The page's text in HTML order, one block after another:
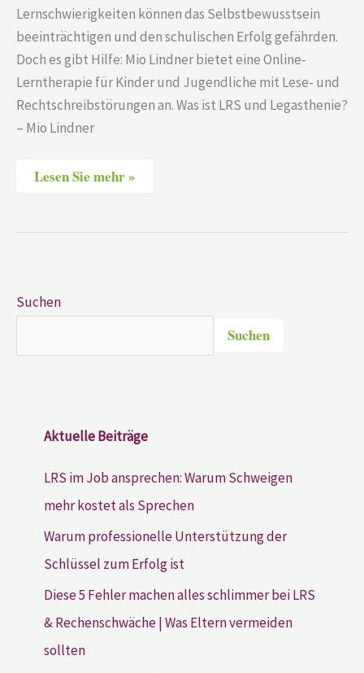
Lernschwierigkeiten können das Selbstbewusstsein
beeinträchtigen und den schulischen Erfolg gefährden.
Doch es gibt Hilfe: Mio Lindner bietet eine Online-
Lerntherapie für Kinder und Jugendliche mit Lese- und
Rechtschreibstörungen an. Was ist LRS und Legasthenie?
– Mio Lindner
Lesen Sie mehr »
Suchen
Suchen
Aktuelle Beiträge
LRS im Job ansprechen: Warum Schweigen
mehr kostet als Sprechen
Warum professionelle Unterstützung der
Schlüssel zum Erfolg ist
Diese 5 Fehler machen alles schlimmer bei LRS
& Rechenschwäche | Was Eltern vermeiden
sollten